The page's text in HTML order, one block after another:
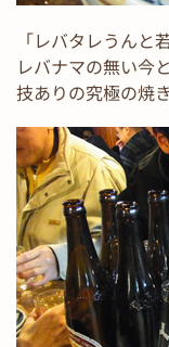
「レバタレうんと
レバナマの無い今
技ありの究極の焼